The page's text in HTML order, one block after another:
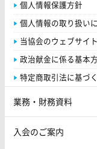
個人情報保護方針
個人情報の取り扱い
当協会のウェブサイ
政治献金に係る基本
特定商取引法に基づ
業務・財務資料
入会のご案内